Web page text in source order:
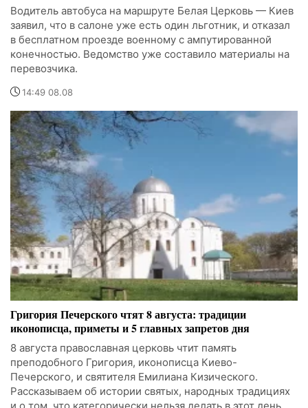
Водитель автобуса на маршруте Белая Церковь — Киев
заявил, что в салоне уже есть один льготник, и отказал
в бесплатном проезде военному с ампутированной
конечностью. Ведомство уже составило материалы на
перевозчика.
14:49 08.08
Григория Печерского чтят 8 августа: традиции
иконописца, приметы и 5 главных запретов дня
8 августа православная церковь чтит память
преподобного Григория, иконописца Киево-
Печерского, и святителя Емилиана Кизического.
Рассказываем об истории святых, народных традициях